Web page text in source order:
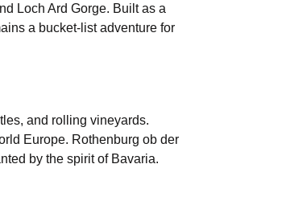
Loch Ard Gorge. Built as a
a bucket-list adventure for
and rolling vineyards.
Europe. Rothenburg ob der
by the spirit of Bavaria.